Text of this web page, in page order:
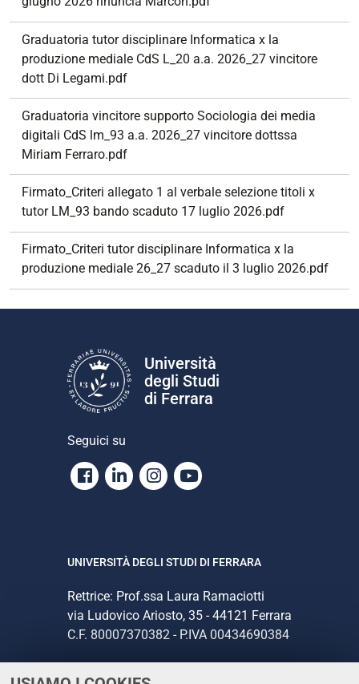
Graduatoria tutor disciplinare Informatica x la
produzione mediale CdS L_20 a.a. 2026_27 vincitore
dott Di Legami.pdf
Graduatoria vincitore supporto Sociologia dei media
digitali CdS lm_93 a.a. 2026_27 vincitore dottssa
Miriam Ferraro.pdf
Firmato_Criteri allegato 1 al verbale selezione titoli x
tutor LM_93 bando scaduto 17 luglio 2026.pdf
Firmato_Criteri tutor disciplinare Informatica x la
produzione mediale 26_27 scaduto il 3 luglio 2026.pdf
Università
degli Studi
di Ferrara
Seguici su
Facebook
LinkedinInstagram
Youtube
UNIVERSITÀ DEGLI STUDI DI FERRARA
Rettrice: Prof.ssa Laura Ramaciotti
via Ludovico Ariosto, 35 - 44121 Ferrara
C.F. 80007370382 - P.IVA 00434690384